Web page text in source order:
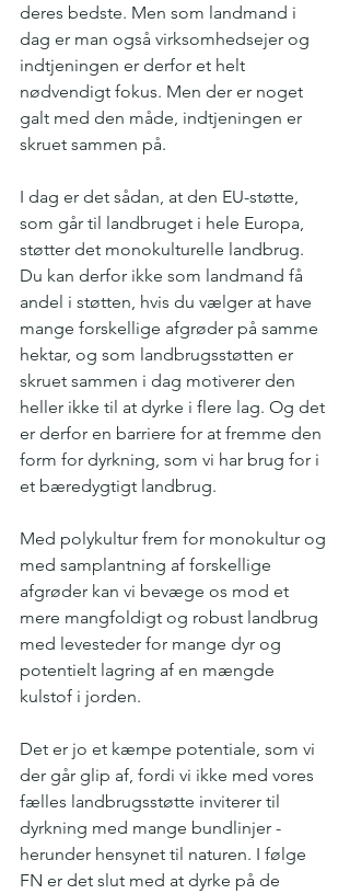
deres bedste. Men som landmand i
dag er man også virksomhedsejer og
indtjeningen er derfor et helt
nødvendigt fokus. Men der er noget
galt med den måde, indtjeningen er
skruet sammen på.
I dag er det sådan, at den EU-støtte,
som går til landbruget i hele Europa,
støtter det monokulturelle landbrug.
Du kan derfor ikke som landmand få
andel i støtten, hvis du vælger at have
mange forskellige afgrøder på samme
hektar, og som landbrugsstøtten er
skruet sammen i dag motiverer den
heller ikke til at dyrke i flere lag. Og det
er derfor en barriere for at fremme den
form for dyrkning, som vi har brug for i
et bæredygtigt landbrug.
Med polykultur frem for monokultur og
med samplantning af forskellige
afgrøder kan vi bevæge os mod et
mere mangfoldigt og robust landbrug
med levesteder for mange dyr og
potentielt lagring af en mængde
kulstof i jorden.
Det er jo et kæmpe potentiale, som vi
der går glip af, fordi vi ikke med vores
fælles landbrugsstøtte inviterer til
dyrkning med mange bundlinjer -
herunder hensynet til naturen. I følge
FN er det slut med at dyrke på de